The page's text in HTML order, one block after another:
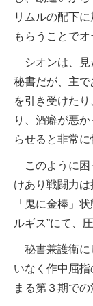
リムルの配下
もらうことで
シオンは、見
秘書だが、主
を引き受けた
り、酒癖が悪
らせると非常に
このように困
けあり戦闘力は
「鬼に金棒」
ルギス”にて、
秘書兼護衛に
いなく作中屈
まる第３期での